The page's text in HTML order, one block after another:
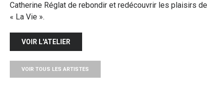
Catherine Réglat de rebondir et redécouvrir les plaisirs de
« La Vie ».
VOIR L'ATELIER
VOIR TOUS LES ARTISTES